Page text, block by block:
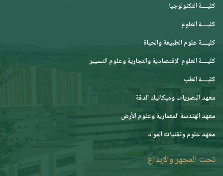
كليــــة التكنولوجيا
كليــــة العلوم
كليــــة علوم الطبيعة والحياة
كليــــة العلوم الإقتصادية والتجارية وعلوم التسيير
كليــــة الطب
معهد البصريات وميكانيك الدقة
معهد الهندسة المعمارية وعلوم الأرض
معهد علوم وتقنيات المواد
تحت المجهر والإبداع